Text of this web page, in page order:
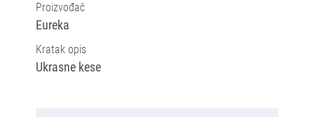
Proizvođač
Eureka
Kratak opis
Ukrasne kese